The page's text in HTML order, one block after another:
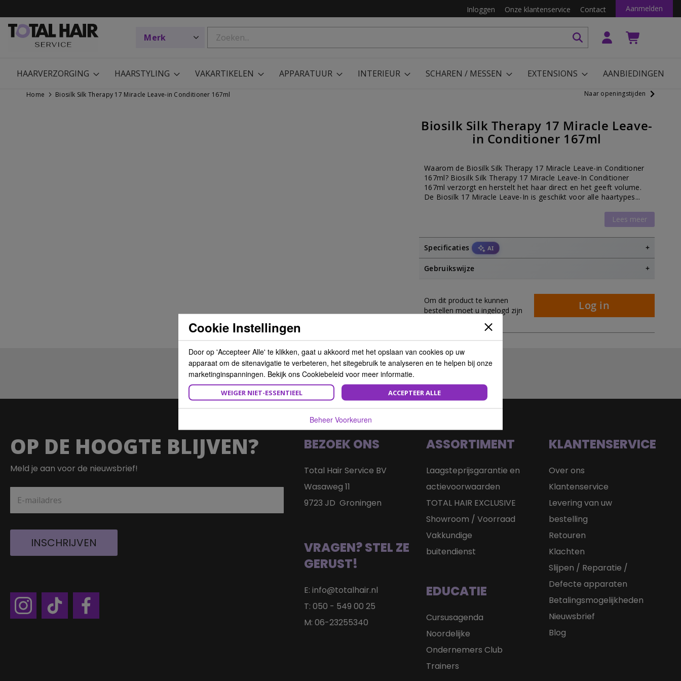
Inloggen Onze klantenservice Contact Aanmelden
HAARVERZORGING HAARSTYLING VAKARTIKELEN APPARATUUR INTERIEUR SCHAREN / MESSEN EXTENSIONS AANBIEDINGEN
Home Biosilk Silk Therapy 17 Miracle Leave-in Conditioner 167ml Naar openingstijden
Biosilk Silk Therapy 17 Miracle Leave-in Conditioner 167ml
Biosilk Silk Therapy 17 Miracle Leave-
in Conditioner 167ml
Waarom de Biosilk Silk Therapy 17 Miracle Leave-in Conditioner
167ml? Biosilk Silk Therapy 17 Miracle Leave-In Conditioner
167ml verzorgt en herstelt het haar direct en het geeft volume.
De Biosilk 17 Miracle Leave-In is geschikt voor alle haartypes...
Lees meer
Specificaties AI
Gebruikswijze
Om dit product te kunnen
bestellen moet u ingelogd zijn
Log in
OP DE HOOGTE BLIJVEN?
Meld je aan voor de nieuwsbrief!
INSCHRIJVEN
BEZOEK ONS
Total Hair Service BV
Wasaweg 11
9723 JD Groningen
VRAGEN? STEL ZE
GERUST!
E: info@totalhair.nl
T: 050 - 549 00 25
M: 06-23255340
ASSORTIMENT
Laagsteprijsgarantie en
actievoorwaarden
TOTAL HAIR EXCLUSIVE
Showroom / Voorraad
Vakkundige
buitendienst
EDUCATIE
Cursusagenda
Noordelijke
Ondernemers Club
Trainers
KLANTENSERVICE
Over ons
Klantenservice
Levering van uw
bestelling
Retouren
Klachten
Slijpen / Reparatie /
Defecte apparaten
Betalingsmogelijkheden
Nieuwsbrief
Blog
Cookie Instellingen
Door op 'Accepteer Alle' te klikken, gaat u akkoord met het opslaan van cookies op uw
apparaat om de sitenavigatie te verbeteren, het sitegebruik te analyseren en te helpen bij onze
marketinginspanningen. Bekijk ons Cookiebeleid voor meer informatie.
WEIGER NIET-ESSENTIEEL ACCEPTEER ALLE
Beheer Voorkeuren